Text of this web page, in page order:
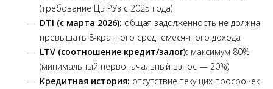
(требование ЦБ РУз с 2025 года)
DTI (с марта 2026): общая задолженность не должна
превышать 8-кратного среднемесячного дохода
LTV (соотношение кредит/залог): максимум 80%
(минимальный первоначальный взнос — 20%)
Кредитная история: отсутствие текущих просрочек